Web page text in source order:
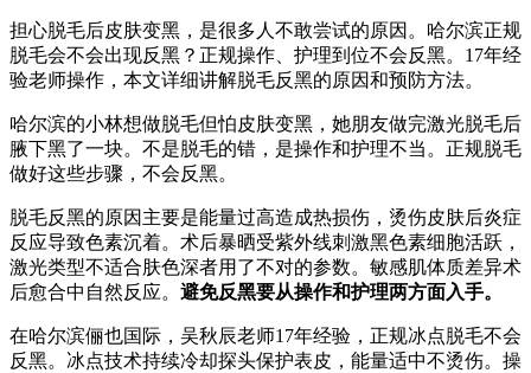
担心脱毛后皮肤变黑，是很多人不敢尝试的原因。哈尔滨正规
脱毛会不会出现反黑？正规操作、护理到位不会反黑。17年经
验老师操作，本文详细讲解脱毛反黑的原因和预防方法。
哈尔滨的小林想做脱毛但怕皮肤变黑，她朋友做完激光脱毛后
腋下黑了一块。不是脱毛的错，是操作和护理不当。正规脱毛
做好这些步骤，不会反黑。
脱毛反黑的原因主要是能量过高造成热损伤，烫伤皮肤后炎症
反应导致色素沉着。术后暴晒受紫外线刺激黑色素细胞活跃，
激光类型不适合肤色深者用了不对的参数。敏感肌体质差异术
后愈合中自然反应。 避免反黑要从操作和护理两方面入手。
在哈尔滨俪也国际，吴秋辰老师17年经验，正规冰点脱毛不会
反黑。冰点技术持续冷却探头保护表皮，能量适中不烫伤。操